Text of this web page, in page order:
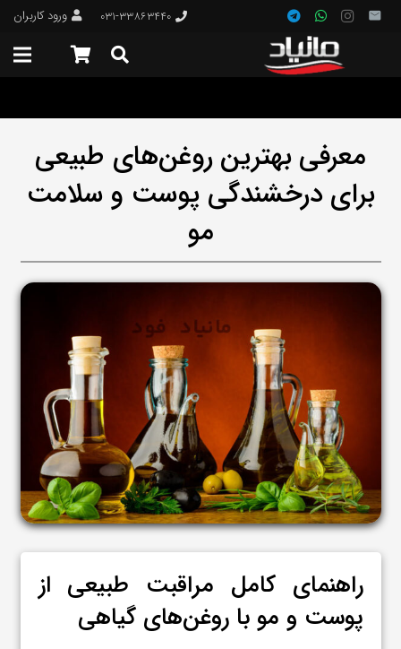
۰۳۱-۳۳۸۶۳۴۴۰ ورود کاربران
معرفی بهترین روغن‌های طبیعی
برای درخشندگی پوست و سلامت
مو
راهنمای کامل مراقبت طبیعی از
پوست و مو با روغن‌های گیاهی